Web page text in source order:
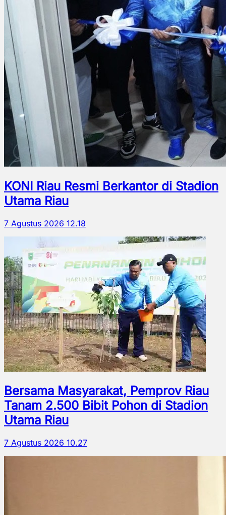
KONI Riau Resmi Berkantor di Stadion
Utama Riau
7 Agustus 2026 12.18
Bersama Masyarakat, Pemprov Riau
Tanam 2.500 Bibit Pohon di Stadion
Utama Riau
7 Agustus 2026 10.27